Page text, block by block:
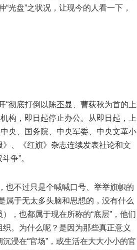
光盘”之状况，让现今的人看一下，
“彻底打倒以陈丕显、曹荻秋为首的上
构，即日起停止办公。从即日起，上
央、国务院、中央军委、中央文革小
、《红旗》杂志连续发表社论和文
争”。
也不过只是个喊喊口号、举举旗帜的
属于无太多头脑和思想的，没有什么
，也都属于现在所称的“底层”，他们
。为什么呢？是因为那些真正意义
浸在“官场”，或生活在大大小小的官